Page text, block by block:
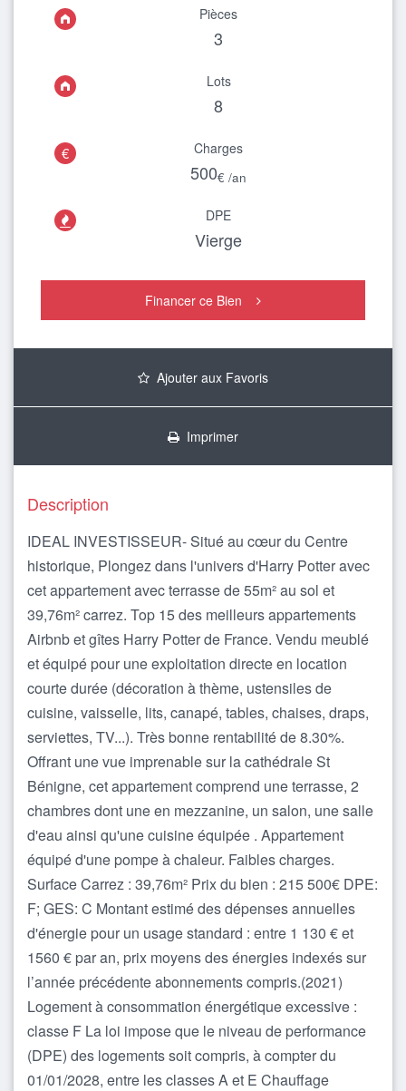
Pièces
3
Lots
8
€ Charges
500€ /an
 DPE
Vierge
Financer ce Bien
Ajouter aux Favoris
Imprimer
Description
IDEAL INVESTISSEUR- Situé au cœur du Centre
historique, Plongez dans l'univers d'Harry Potter avec
cet appartement avec terrasse de 55m² au sol et
39,76m² carrez. Top 15 des meilleurs appartements
Airbnb et gîtes Harry Potter de France. Vendu meublé
et équipé pour une exploitation directe en location
courte durée (décoration à thème, ustensiles de
cuisine, vaisselle, lits, canapé, tables, chaises, draps,
serviettes, TV...). Très bonne rentabilité de 8.30%.
Offrant une vue imprenable sur la cathédrale St
Bénigne, cet appartement comprend une terrasse, 2
chambres dont une en mezzanine, un salon, une salle
d'eau ainsi qu'une cuisine équipée . Appartement
équipé d'une pompe à chaleur. Faibles charges.
Surface Carrez : 39,76m² Prix du bien : 215 500€ DPE:
F; GES: C Montant estimé des dépenses annuelles
d'énergie pour un usage standard : entre 1 130 € et
1560 € par an, prix moyens des énergies indexés sur
l’année précédente abonnements compris.(2021)
Logement à consommation énergétique excessive :
classe F La loi impose que le niveau de performance
(DPE) des logements soit compris, à compter du
01/01/2028, entre les classes A et E Chauffage